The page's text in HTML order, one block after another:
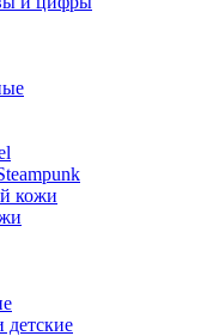
кожи
детские